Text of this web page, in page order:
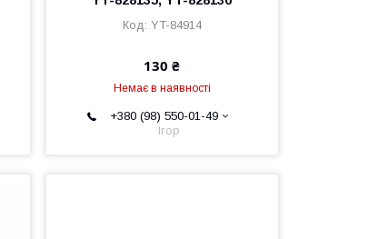
YT-84914
130 ₴
Немає в наявності
+380 (98) 550-01-49
Ігор